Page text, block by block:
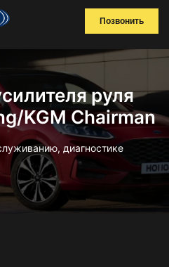
Позвонить
руля
KGM Chairman
диагностике